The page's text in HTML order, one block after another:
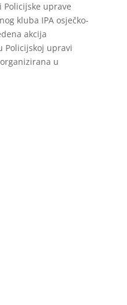
Policijske uprave
kluba IPA osječko-
akcija
Policijskoj upravi
u